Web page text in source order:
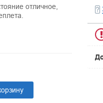
отличное,